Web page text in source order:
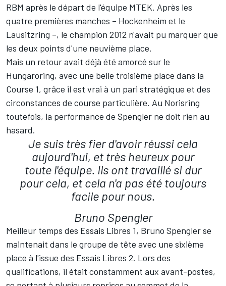
RBM après le départ de l'équipe MTEK. Après les
quatre premières manches – Hockenheim et le
Lausitzring –, le champion 2012 n'avait pu marquer que
les deux points d'une neuvième place.
Mais un retour avait déjà été amorcé sur le
Hungaroring, avec une belle troisième place dans la
Course 1, grâce il est vrai à un pari stratégique et des
circonstances de course particulière. Au Norisring
toutefois, la performance de Spengler ne doit rien au
hasard.
Je suis très fier d'avoir réussi cela
aujourd'hui, et très heureux pour
toute l'équipe. Ils ont travaillé si dur
pour cela, et cela n'a pas été toujours
facile pour nous.
Bruno Spengler
Meilleur temps des Essais Libres 1, Bruno Spengler se
maintenait dans le groupe de tête avec une sixième
place à l'issue des Essais Libres 2. Lors des
qualifications, il était constamment aux avant-postes,